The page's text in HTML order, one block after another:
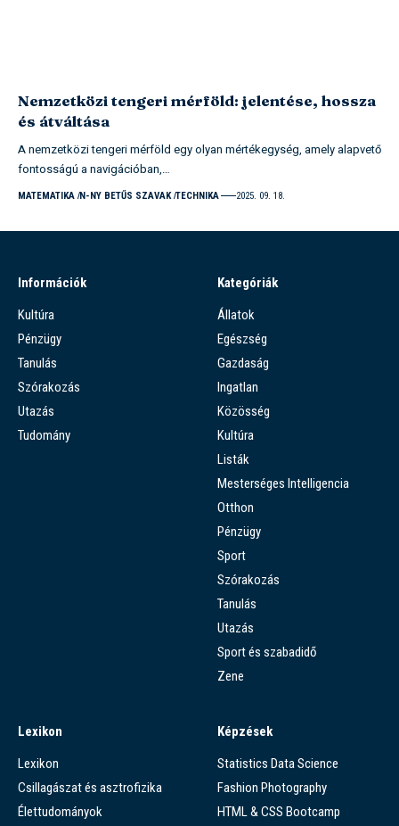
Nemzetközi tengeri mérföld: jelentése, hossza
és átváltása
A nemzetközi tengeri mérföld egy olyan mértékegység, amely alapvető
fontosságú a navigációban,…
MATEMATIKA N-NY BETŰS SZAVAK TECHNIKA 2025. 09. 18.
Információk
Kultúra
Pénzügy
Tanulás
Szórakozás
Utazás
Tudomány
Kategóriák
Állatok
Egészség
Gazdaság
Ingatlan
Közösség
Kultúra
Listák
Mesterséges Intelligencia
Otthon
Pénzügy
Sport
Szórakozás
Tanulás
Utazás
Sport és szabadidő
Zene
Lexikon
Lexikon
Csillagászat és asztrofizika
Élettudományok
Képzések
Statistics Data Science
Fashion Photography
HTML & CSS Bootcamp